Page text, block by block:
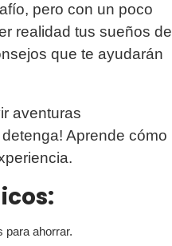
pero con un poco
realidad tus sueños de
que te ayudarán
aventuras
Aprende cómo
para ahorrar.